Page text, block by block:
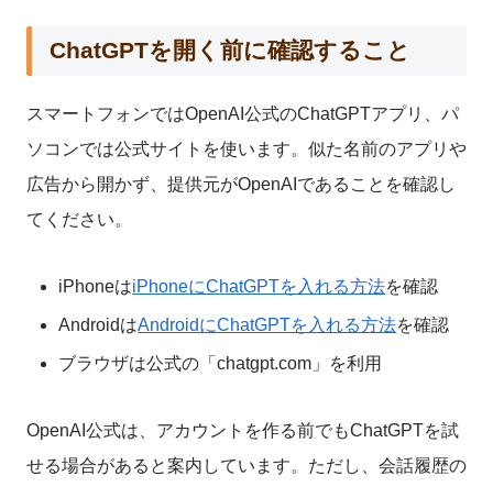
ChatGPTを開く前に確認すること
スマートフォンではOpenAI公式のChatGPTアプリ、パ
ソコンでは公式サイトを使います。似た名前のアプリや
広告から開かず、提供元がOpenAIであることを確認し
てください。
iPhoneはiPhoneにChatGPTを入れる方法を確認
AndroidはAndroidにChatGPTを入れる方法を確認
ブラウザは公式の「chatgpt.com」を利用
OpenAI公式は、アカウントを作る前でもChatGPTを試
せる場合があると案内しています。ただし、会話履歴の